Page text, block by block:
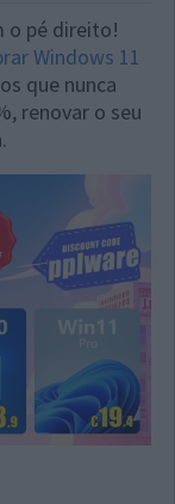
o pé direito!
Windows 11
que nunca
renovar o seu